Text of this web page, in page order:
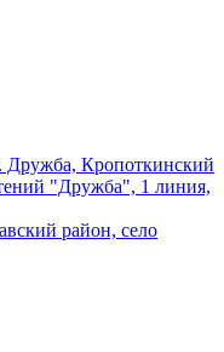
Дружба, Кропоткинский
"Дружба", 1 линия,
район, село